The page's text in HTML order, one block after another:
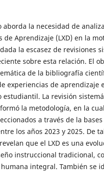
aborda la necesidad de
de Aprendizaje (LXD) en la
la escasez de revisiones
sobre esta relación. El
de la bibliografía
experiencias de aprendizaje
estudiantil. La revisión
la metodología, en la
a través de la
los años 2023 y 2025. De
que el LXD es una
instruccional tradicional,
integral. También se